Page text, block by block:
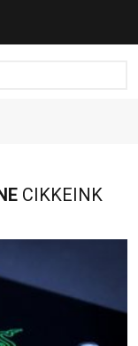
CIKKEINK